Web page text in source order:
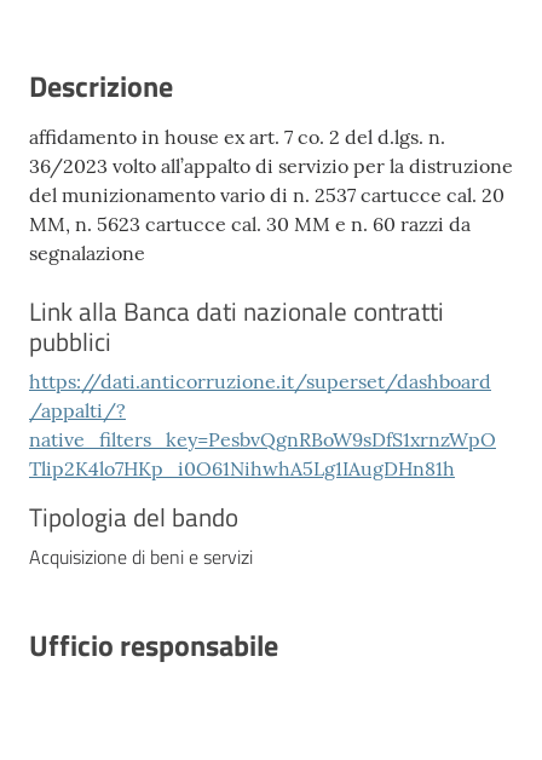
Descrizione
affidamento in house ex art. 7 co. 2 del d.lgs. n.
36/2023 volto all’appalto di servizio per la distruzione
del munizionamento vario di n. 2537 cartucce cal. 20
MM, n. 5623 cartucce cal. 30 MM e n. 60 razzi da
segnalazione
Link alla Banca dati nazionale contratti
pubblici
https://dati.anticorruzione.it/superset/dashboard
/appalti/?
native_filters_key=PesbvQgnRBoW9sDfS1xrnzWpO
Tlip2K4lo7HKp_i0O61NihwhA5Lg1IAugDHn81h
Tipologia del bando
Acquisizione di beni e servizi
Ufficio responsabile